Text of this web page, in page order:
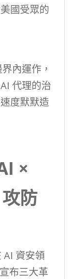
國受眾的
內運作，
代理的治
度默默造
×
防
資安領
布三大革